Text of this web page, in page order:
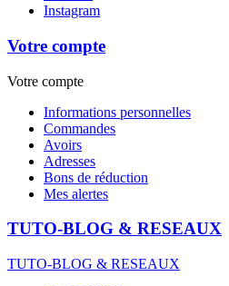
Instagram
Votre compte
Votre compte
Informations personnelles
Commandes
Avoirs
Adresses
Bons de réduction
Mes alertes
TUTO-BLOG & RESEAUX
TUTO-BLOG & RESEAUX